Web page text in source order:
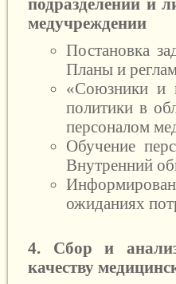
подразделений и
медучреждении
Постановка
Планы и
«Союзники и
политики в
персоналом
Обучение
Внутренний
ожиданиях
4. Сбор и
качеству